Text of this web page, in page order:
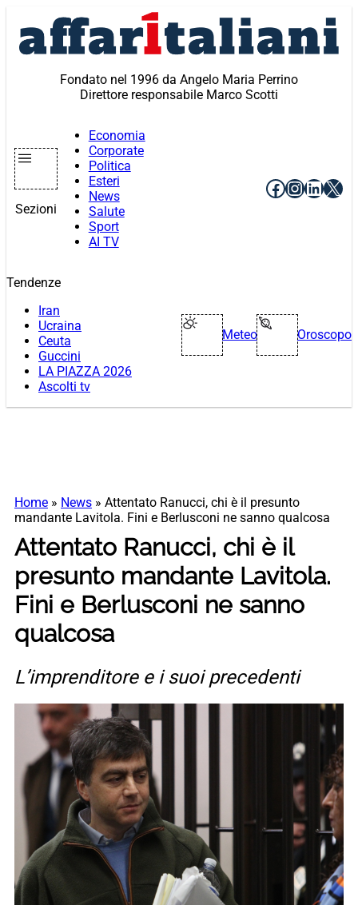
contenuto
Fondato nel 1996 da Angelo Maria Perrino
Direttore responsabile Marco Scotti
Sezioni
Economia
Corporate
Politica
Esteri
News
Salute
Sport
AI TV
Facebook
X
Tendenze
Iran
Ucraina
Ceuta
Guccini
LA PIAZZA 2026
Ascolti tv
Meteo Oroscopo
Home » News » Attentato Ranucci, chi è il presunto
mandante Lavitola. Fini e Berlusconi ne sanno qualcosa
Attentato Ranucci, chi è il
presunto mandante Lavitola.
Fini e Berlusconi ne sanno
qualcosa
L’imprenditore e i suoi precedenti